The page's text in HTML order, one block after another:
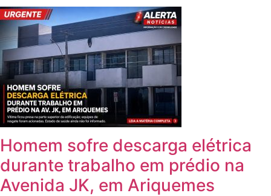
Homem sofre descarga elétrica
durante trabalho em prédio na
Avenida JK, em Ariquemes